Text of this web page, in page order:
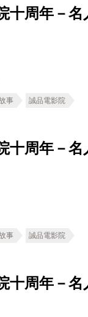
十周年－
事 誠品電影院
十周年－
事 誠品電影院
十周年－